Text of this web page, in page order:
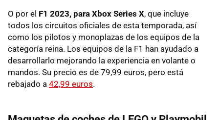
O por el F1 2023, para Xbox Series X, que incluye
todos los circuitos oficiales de esta temporada, así
como los pilotos y monoplazas de los equipos de la
categoría reina. Los equipos de la F1 han ayudado a
desarrollarlo mejorando la experiencia en volante o
mandos. Su precio es de 79,99 euros, pero está
rebajado a 42,99 euros.